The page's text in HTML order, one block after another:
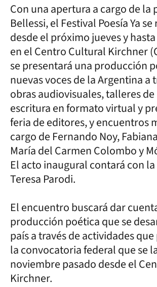
Con una apertura a cargo de la
Bellessi, el Festival Poesía Ya
desde el próximo jueves y
en el Centro Cultural Kirchner
se presentará una producción
nuevas voces de la Argentina a
obras audiovisuales, talleres
escritura en formato virtual y
feria de editores, y encuentros
cargo de Fernando Noy,
María del Carmen Colombo y
El acto inaugural contará con
Teresa Parodi.
El encuentro buscará dar
producción poética que se
país a través de actividades
la convocatoria federal que se
noviembre pasado desde el
Kirchner.